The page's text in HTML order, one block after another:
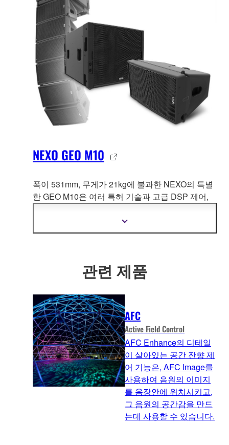
NEXO GEO M10
폭이 531mm, 무게가 21kg에 불과한 NEXO의 특별
한 GEO M10은 여러 특허 기술과 고급 DSP 제어,
행 어레이 또는 지상 스택에 빠르고 쉽게 배치할 수
있는 소형, 강력하고 광대역폭 모듈을 만들어냈습니
더
자
보
보
관련 제품
AFC
Active Field Control
AFC Enhance의 디테일
이 살아있는 공간 잔향 제
어 기능은, AFC Image를
사용하여 음원의 이미지
를 음장안에 위치시키고,
그 음원의 공간감을 만드
는데 사용할 수 있습니다.